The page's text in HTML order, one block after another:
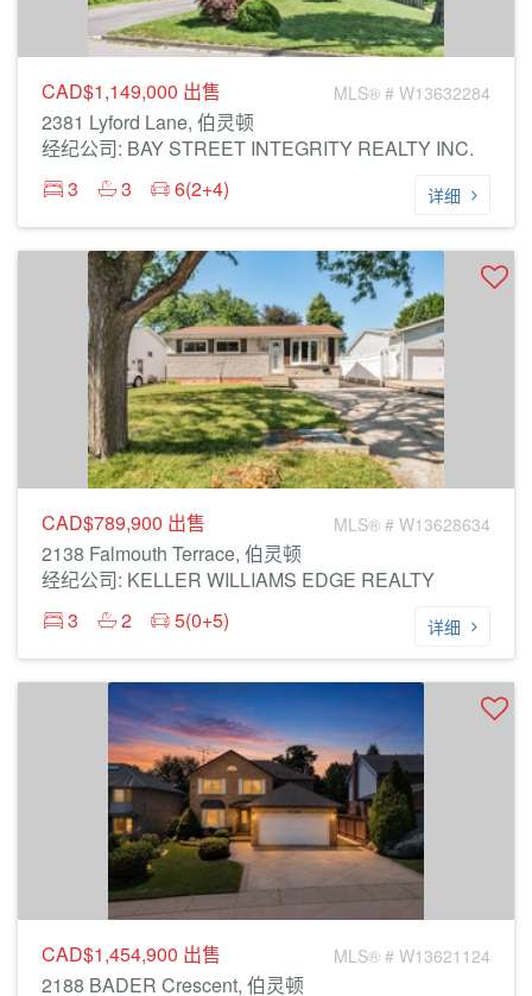
CAD$1,149,000 出售 MLS® # W13632284
2381 Lyford Lane, 伯灵顿
经纪公司: BAY STREET INTEGRITY REALTY INC.
3
3 6(2+4) 详细
CAD$789,900 出售 MLS® # W13628634
2138 Falmouth Terrace, 伯灵顿
经纪公司: KELLER WILLIAMS EDGE REALTY
3
2 5(0+5) 详细
CAD$1,454,900 出售 MLS® # W13621124
2188 BADER Crescent, 伯灵顿